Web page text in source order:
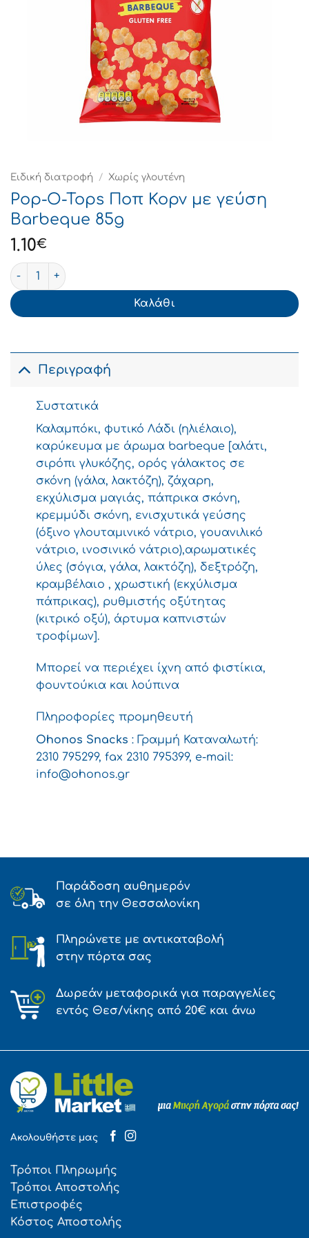
Ειδική διατροφή / Χωρίς γλουτένη
Pop-O-Tops Ποπ Κορν με γεύση
Barbeque 85g
1.10€
Pop-O-Tops Ποπ Κορν με γεύση Barbeque 85g ποσότητα
Καλάθι
Περιγραφή
Συστατικά
Καλαμπόκι, φυτικό Λάδι (ηλιέλαιο),
καρύκευμα με άρωμα barbeque [αλάτι,
σιρόπι γλυκόζης, ορός γάλακτος σε
σκόνη (γάλα, λακτόζη), ζάχαρη,
εκχύλισμα μαγιάς, πάπρικα σκόνη,
κρεμμύδι σκόνη, ενισχυτικά γεύσης
(όξινο γλουταμινικό νάτριο, γουανιλικό
νάτριο, ινοσινικό νάτριο),αρωματικές
ύλες (σόγια, γάλα, λακτόζη), δεξτρόζη,
κραμβέλαιο , χρωστική (εκχύλισμα
πάπρικας), ρυθμιστής οξύτητας
(κιτρικό οξύ), άρτυμα καπνιστών
τροφίμων].
Μπορεί να περιέχει ίχνη από φιστίκια,
φουντούκια και λούπινα
Πληροφορίες προμηθευτή
Ohonos Snacks : Γραμμή Καταναλωτή:
2310 795299, fax 2310 795399, e-mail:
info@ohonos.gr
Παράδοση αυθημερόν
σε όλη την Θεσσαλονίκη
Πληρώνετε με αντικαταβολή
στην πόρτα σας
Δωρεάν μεταφορικά για παραγγελίες
εντός Θεσ/νίκης από 20€ και άνω
Ακολουθήστε μας
Τρόποι Πληρωμής
Τρόποι Αποστολής
Επιστροφές
Κόστος Αποστολής